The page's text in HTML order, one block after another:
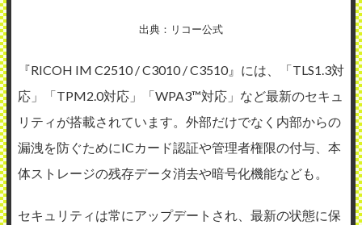
出典：リコー公式
『RICOH IM C2510 / C3010 / C3510』には、「TLS1.3対
応」「TPM2.0対応」「WPA3™対応」など最新のセキュ
リティが搭載されています。外部だけでなく内部からの
漏洩を防ぐためにICカード認証や管理者権限の付与、本
体ストレージの残存データ消去や暗号化機能なども。
セキュリティは常にアップデートされ、最新の状態に保